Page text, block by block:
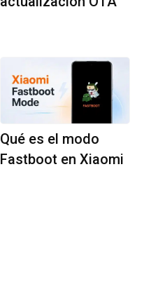
Qué es el modo
Fastboot en Xiaomi